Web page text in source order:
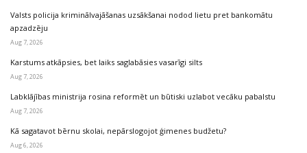
Valsts policija kriminālvajāšanas uzsākšanai nodod lietu pret bankomātu
apzadzēju
Aug 7, 2026
Karstums atkāpsies, bet laiks saglabāsies vasarīgi silts
Aug 7, 2026
Labklājības ministrija rosina reformēt un būtiski uzlabot vecāku pabalstu
Aug 7, 2026
Kā sagatavot bērnu skolai, nepārslogojot ģimenes budžetu?
Aug 6, 2026